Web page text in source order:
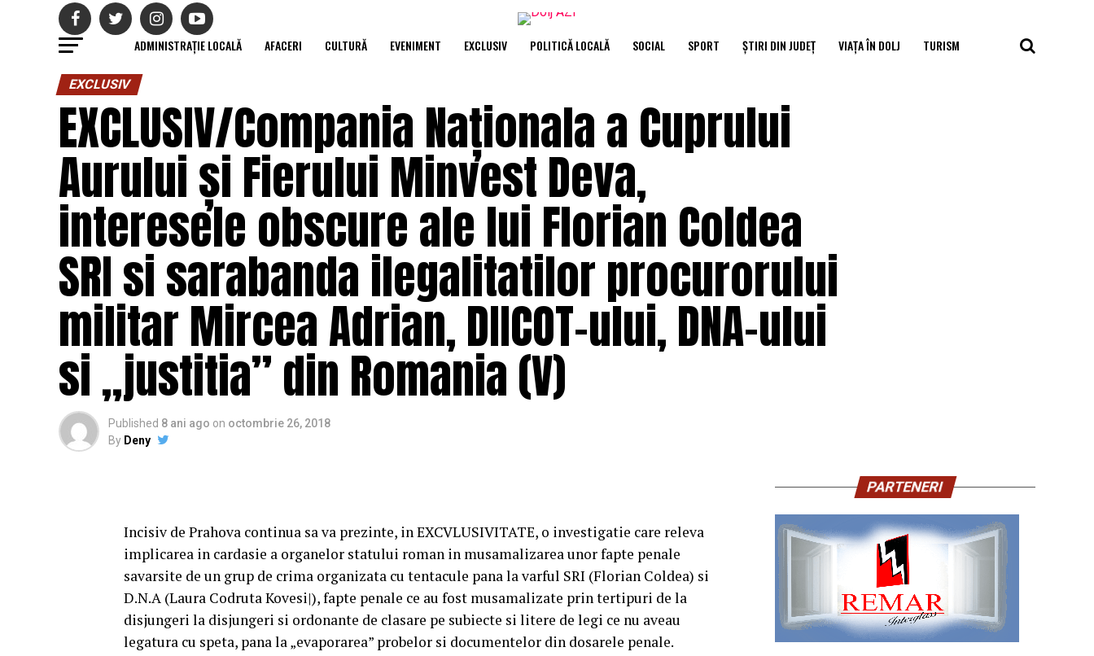
ADMINISTRAȚIE LOCALĂ AFACERI CULTURĂ EVENIMENT EXCLUSIV POLITICĂ LOCALĂ SOCIAL SPORT ȘTIRI DIN JUDEȚ VIAȚA ÎN DOLJ TURISM
EXCLUSIV
EXCLUSIV/Compania Naționala a Cuprului
Aurului și Fierului Minvest Deva,
interesele obscure ale lui Florian Coldea
SRI si sarabanda ilegalitatilor procurorului
militar Mircea Adrian, DIICOT-ului, DNA-ului
si „justitia” din Romania (V)
Published 8 ani ago on octombrie 26, 2018
By Deny
Incisiv de Prahova continua sa va prezinte, in EXCVLUSIVITATE, o investigatie care releva
implicarea in cardasie a organelor statului roman in musamalizarea unor fapte penale
savarsite de un grup de crima organizata cu tentacule pana la varful SRI (Florian Coldea) si
D.N.A (Laura Codruta Kovesi|), fapte penale ce au fost musamalizate prin tertipuri de la
disjungeri la disjungeri si ordonante de clasare pe subiecte si litere de legi ce nu aveau
legatura cu speta, pana la „evaporarea” probelor si documentelor din dosarele penale.
PARTENERI